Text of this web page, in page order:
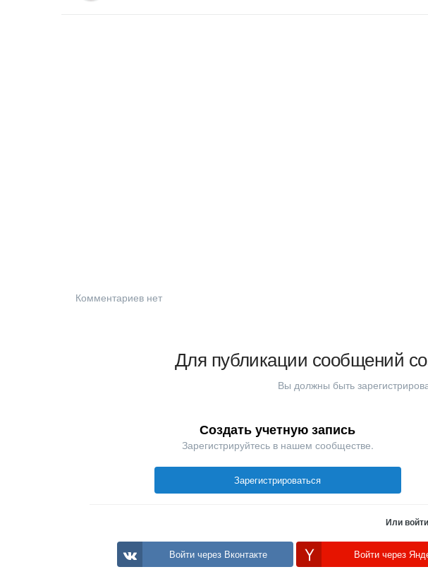
Комментариев нет
Для публикации сообщений
Вы должны быть
Создать учетную запись
Зарегистрируйтесь в нашем сообществе.
Зарегистрироваться
Или
Войти через Вконтакте Войти через